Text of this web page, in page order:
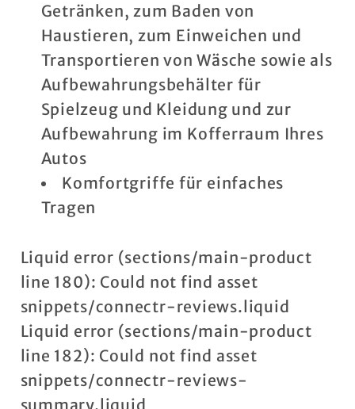
Getränken, zum Baden von
Haustieren, zum Einweichen und
Transportieren von Wäsche sowie als
Aufbewahrungsbehälter für
Spielzeug und Kleidung und zur
Aufbewahrung im Kofferraum Ihres
Autos
Komfortgriffe für einfaches
Tragen
Liquid error (sections/main-product
line 180): Could not find asset
snippets/connectr-reviews.liquid
Liquid error (sections/main-product
line 182): Could not find asset
snippets/connectr-reviews-